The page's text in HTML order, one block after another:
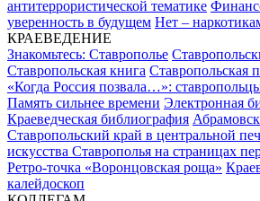
антитеррористической тематике
уверенность в будущем Нет –
КРАЕВЕДЕНИЕ
Знакомьтесь: Ставрополье
Ставропольская книга Ставропольская
«Когда Россия позвала…»:
Память сильнее времени Электронная
Краеведческая библиография
Ставропольский край в центральной
искусства Ставрополья на страницах
Ретро-точка «Воронцовская роща»
калейдоскоп